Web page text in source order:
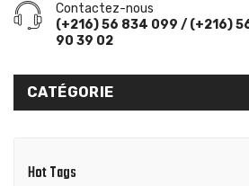
Contactez-nous
(+216) 56 834 099 / (+216)
90 39 02
CATÉGORIE
Hot Tags